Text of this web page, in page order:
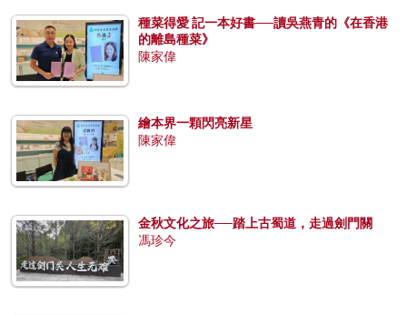
種菜得愛 記一本好書──讀吳燕青的《在香港
的離島種菜》
陳家偉
繪本界一顆閃亮新星
陳家偉
金秋文化之旅──踏上古蜀道，走過劍門關
馮珍今